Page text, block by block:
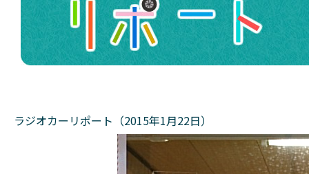
ラジオカーリポート（2015年1月22日）